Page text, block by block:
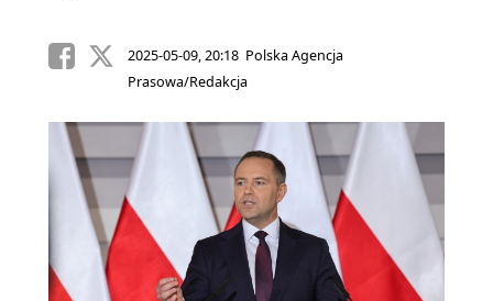
2025-05-09, 20:18 Polska Agencja
Prasowa/Redakcja